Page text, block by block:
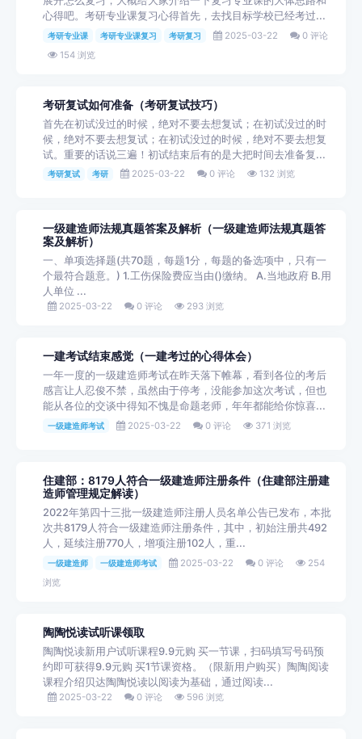
心得吧。考研专业课复习心得首先，去找目标学校已经考过...
考研专业课 考研专业课复习 考研复习 2025-03-22
0 评论
154 浏览
考研复试如何准备（考研复试技巧）
首先在初试没过的时候，绝对不要去想复试；在初试没过的时
候，绝对不要去想复试；在初试没过的时候，绝对不要去想复
试。重要的话说三遍！初试结束后有的是大把时间去准备复...
考研复试 考研 2025-03-22 0 评论 132 浏览
一级建造师法规真题答案及解析（一级建造师法规真题答
案及解析）
一、单项选择题(共70题，每题1分，每题的备选项中，只有一
个最符合题意。) 1.工伤保险费应当由()缴纳。 A.当地政府 B.用
人单位 ...
2025-03-22 0 评论 293 浏览
一建考试结束感觉（一建考过的心得体会）
一年一度的一级建造师考试在昨天落下帷幕，看到各位的考后
感言让人忍俊不禁，虽然由于停考，没能参加这次考试，但也
能从各位的交谈中得知不愧是命题老师，年年都能给你惊喜...
一级建造师考试 2025-03-22 0 评论 371 浏览
住建部：8179人符合一级建造师注册条件（住建部注册建
造师管理规定解读）
2022年第四十三批一级建造师注册人员名单公告已发布，本批
次共8179人符合一级建造师注册条件，其中，初始注册共492
人，延续注册770人，增项注册102人，重...
一级建造师 一级建造师考试 2025-03-22 0 评论
254
浏览
陶陶悦读试听课领取
陶陶悦读新用户试听课程9.9元购 买一节课，扫码填写号码预
约即可获得9.9元购 买1节课资格。（限新用户购买）陶陶阅读
课程介绍贝达陶陶悦读以阅读为基础，通过阅读...
2025-03-22 0 评论 596 浏览